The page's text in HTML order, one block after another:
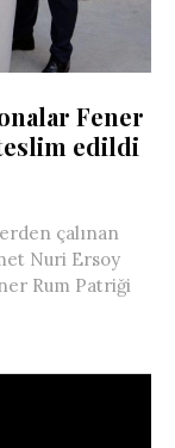
Fener
edildi
çalınan
Nuri Ersoy
Rum Patriği